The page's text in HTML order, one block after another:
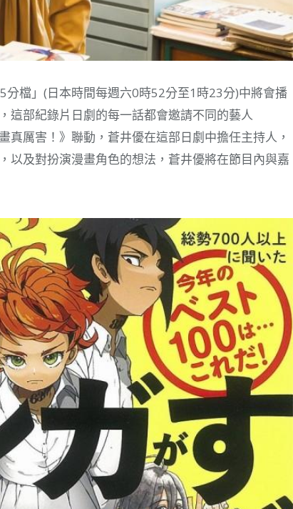
檔」(日本時間每週六0時52分至1時23分)中將會播
這部紀錄片日劇的每一話都會邀請不同的藝人
真厲害！》聯動，蒼井優在這部日劇中擔任主持人，
以及對扮演漫畫角色的想法，蒼井優將在節目內與嘉